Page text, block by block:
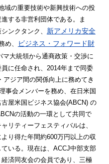
域の重要技術や新興技術への投
する非営利団体である。ま
ンクタンク、 新アメリカ安全
め、
ビジネス・フォワード財
大統領から通商政策・交渉に
に任命され、2014年まで同委
アジア間の関係向上に務めてき
事会メンバーを務め、在日米国
屋米国ビジネス協会(ABCN) の
の活動の一環として共同で
リティーフェスティバルは、
り得た年間約600万円以上の収
いる。現在は、ACCJ中部支部
済同友会の会員であり、三極